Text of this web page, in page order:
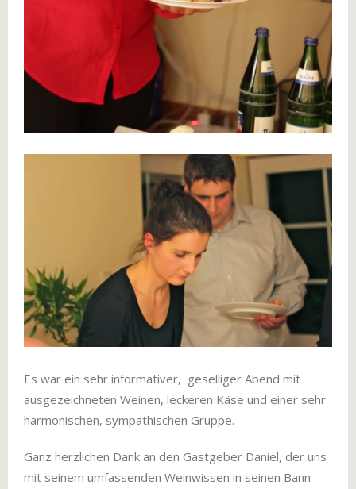
Es war ein sehr informativer, geselliger Abend mit
ausgezeichneten Weinen, leckeren Käse und einer sehr
harmonischen, sympathischen Gruppe.
Ganz herzlichen Dank an den Gastgeber Daniel, der uns
mit seinem umfassenden Weinwissen in seinen Bann